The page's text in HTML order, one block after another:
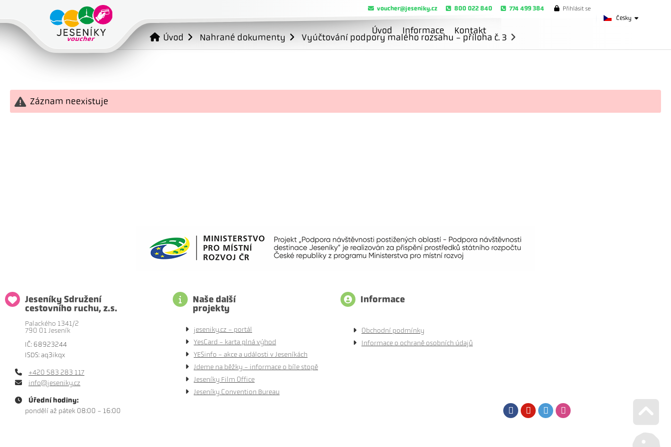
Česky
voucher@jeseniky.cz 800 022 840 774 499 384 Přihlásit se
Úvod Informace Kontakt
Úvod Nahrané dokumenty Vyúčtování podpory malého rozsahu - příloha č. 3
Záznam neexistuje
Jeseníky Sdružení
cestovního ruchu, z.s.
Palackého 1341/2
790 01 Jeseník
IČ: 68923244
ISDS: aq3ikqx
+420 583 283 117
info@jeseniky.cz
Úřední hodiny:
pondělí až pátek 08:00 - 16:00
Naše další
projekty
jeseniky.cz - portál
YesCard - karta plná výhod
YESinfo - akce a události v Jeseníkách
Jdeme na běžky - informace o bíle stopě
Jeseníky Film Office
Jeseníky Convention Bureau
Informace
Obchodní podmínky
Informace o ochraně osobních údajů
FacebookYoutubeTwitter
Go